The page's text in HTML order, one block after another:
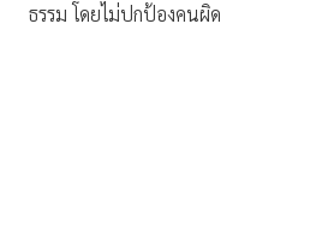
ธรรม โดยไม่ปกป้องคนผิด